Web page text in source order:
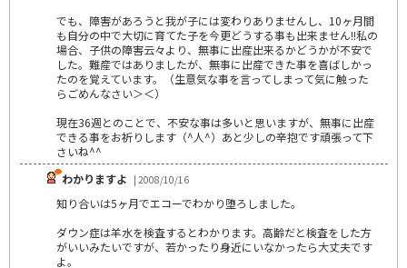
でも、障害があろうと我が子には変わりありませんし、10ヶ月間
も自分の中で大切に育てた子を今更どうする事も出来ません!!私の
場合、子供の障害云々より、無事に出産出来るかどうかが不安で
した。難産ではありましたが、無事に出産できた事を喜ばしかっ
たのを覚えています。（生意気な事を言ってしまって気に触った
らごめんなさい＞＜）
現在36週とのことで、不安な事は多いと思いますが、無事に出産
できる事をお祈りします（^人^）あと少しの辛抱です頑張って下
さいね^^
わかりますよ | 2008/10/16
知り合いは5ヶ月でエコーでわかり堕ろしました。
ダウン症は羊水を検査するとわかります。高齢だと検査をした方
がいいみたいですが、若かったり身近にいなかったら大丈夫です
よ。